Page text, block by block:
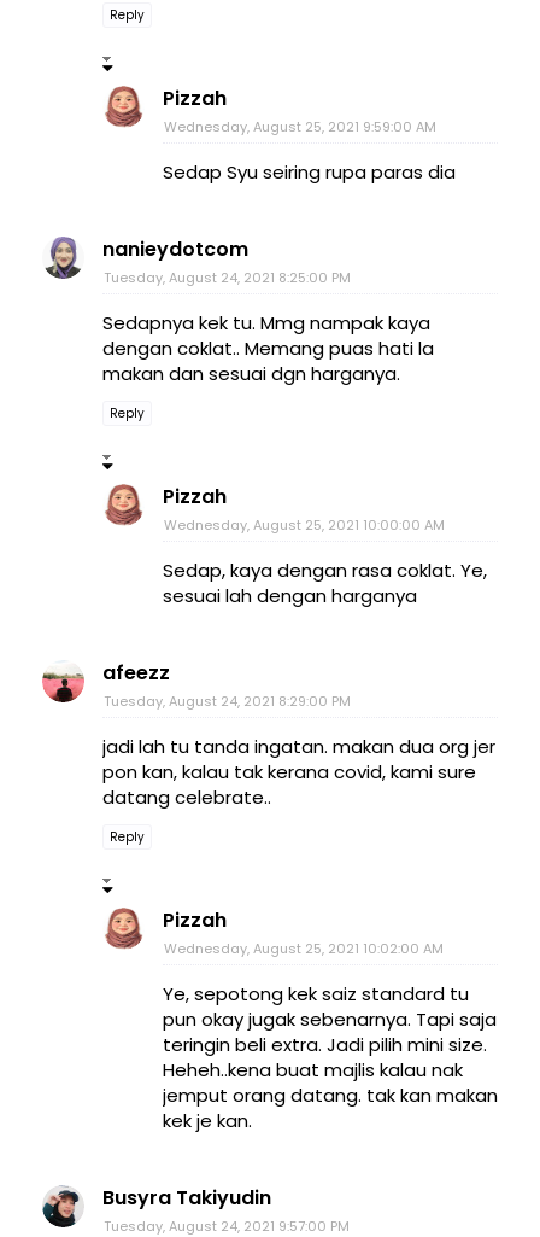
Reply
Pizzah
Wednesday, August 25, 2021 9:59:00 AM
Sedap Syu seiring rupa paras dia
nanieydotcom
Tuesday, August 24, 2021 8:25:00 PM
Sedapnya kek tu. Mmg nampak kaya
dengan coklat.. Memang puas hati la
makan dan sesuai dgn harganya.
Reply
Pizzah
Wednesday, August 25, 2021 10:00:00 AM
Sedap, kaya dengan rasa coklat. Ye,
sesuai lah dengan harganya
afeezz
Tuesday, August 24, 2021 8:29:00 PM
jadi lah tu tanda ingatan. makan dua org jer
pon kan, kalau tak kerana covid, kami sure
datang celebrate..
Reply
Pizzah
Wednesday, August 25, 2021 10:02:00 AM
Ye, sepotong kek saiz standard tu
pun okay jugak sebenarnya. Tapi saja
teringin beli extra. Jadi pilih mini size.
Heheh..kena buat majlis kalau nak
jemput orang datang. tak kan makan
kek je kan.
Busyra Takiyudin
Tuesday, August 24, 2021 9:57:00 PM